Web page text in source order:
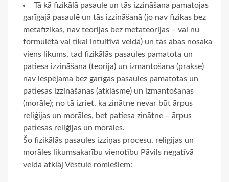
Tā kā fizikālā pasaule un tās izzināšana pamatojas
garīgajā pasaulē un tās izzināšanā (jo nav fizikas bez
metafizikas, nav teorijas bez metateorijas – vai nu
formulētā vai tikai intuitīvā veidā) un tās abas nosaka
viens likums, tad fizikālās pasaules pamatota un
patiesa izzināšana (teorija) un izmantošana (prakse)
nav iespējama bez garīgās pasaules pamatotas un
patiesas izzināšanas (atklāsme) un izmantošanas
(morāle); no tā izriet, ka zinātne nevar būt ārpus
reliģijas un morāles, bet patiesa zinātne – ārpus
patiesas reliģijas un morāles.
Šo fizikālās pasaules izziņas procesu, reliģijas un
morāles likumsakarību vienotību Pāvils negatīvā
veidā atklāj Vēstulē romiešiem: